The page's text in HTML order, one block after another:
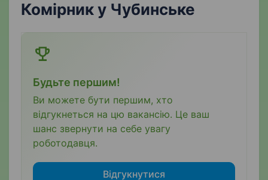
Комірник у Чубинське
Будьте першим!
Ви можете бути першим, хто
відгукнеться на цю вакансію. Це ваш
шанс звернути на себе увагу
роботодавця.
Відгукнутися